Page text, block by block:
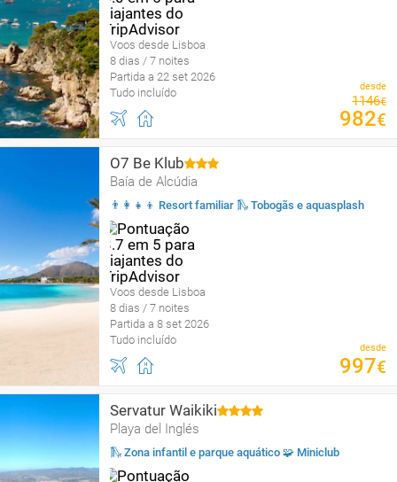
Voos desde Lisboa
8 dias / 7 noites
Partida a 22 set 2026
Tudo incluído
desde
1146€
982€
O7 Be Klub
Baía de Alcúdia
👨‍👩‍👧‍👦 Resort familiar 🛝 Tobogãs e aquasplash
Voos desde Lisboa
8 dias / 7 noites
Partida a 8 set 2026
Tudo incluído
desde
997€
Servatur Waikiki
Playa del Inglés
🛝 Zona infantil e parque aquático 🧩 Miniclub